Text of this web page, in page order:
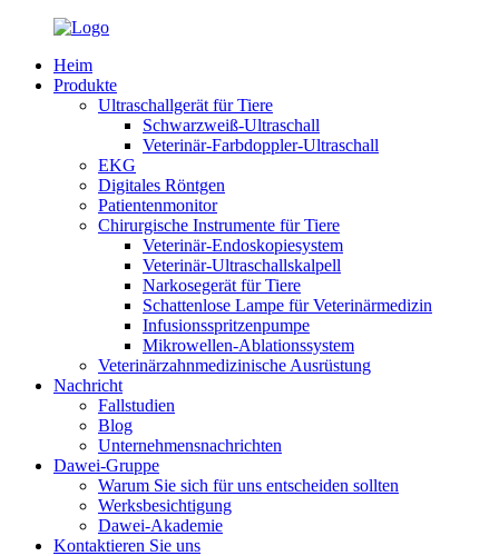
Heim
Produkte
Ultraschallgerät für Tiere
Schwarzweiß-Ultraschall
Veterinär-Farbdoppler-Ultraschall
EKG
Digitales Röntgen
Patientenmonitor
Chirurgische Instrumente für Tiere
Veterinär-Endoskopiesystem
Veterinär-Ultraschallskalpell
Narkosegerät für Tiere
Schattenlose Lampe für Veterinärmedizin
Infusionsspritzenpumpe
Mikrowellen-Ablationssystem
Veterinärzahnmedizinische Ausrüstung
Nachricht
Fallstudien
Blog
Unternehmensnachrichten
Dawei-Gruppe
Warum Sie sich für uns entscheiden sollten
Werksbesichtigung
Dawei-Akademie
Kontaktieren Sie uns